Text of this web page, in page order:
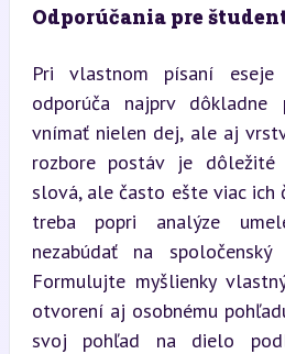
Odporúčania pre
Pri vlastnom písaní
odporúča najprv
vnímať nielen dej, ale aj
rozbore postáv je
slová, ale často ešte viac ich
treba popri analýze
nezabúdať na
Formulujte myšlienky
otvorení aj osobnému
svoj pohľad na dielo